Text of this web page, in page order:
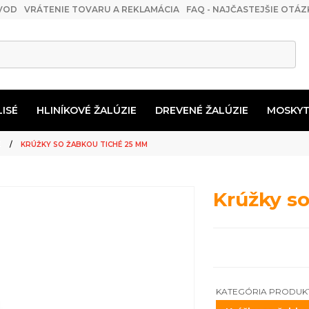
VRÁTENIE TOVARU A REKLAMÁCIA FAQ - NAJČASTEJŠIE
HLINÍKOVÉ ŽALÚZIE DREVENÉ ŽALÚZIE
KRÚŽKY SO ŽABKOU TICHÉ 25 MM
Krúžky
KATEGÓRIA